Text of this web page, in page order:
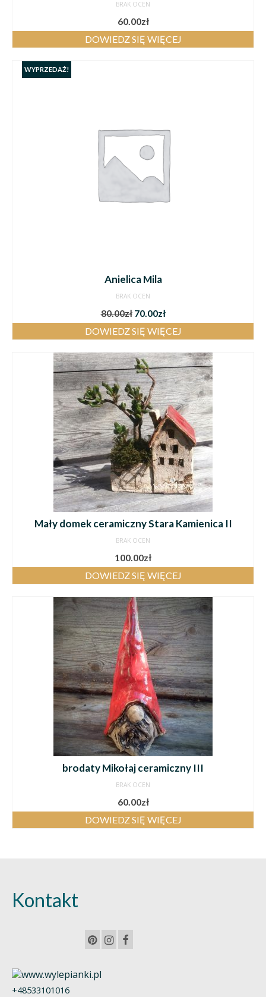
BRAK OCEN
60.00zł
DOWIEDZ SIĘ WIĘCEJ
WYPRZEDAŻ!
Anielica Mila
BRAK OCEN
80.00zł 70.00zł
DOWIEDZ SIĘ WIĘCEJ
Mały domek ceramiczny Stara Kamienica II
BRAK OCEN
100.00zł
DOWIEDZ SIĘ WIĘCEJ
brodaty Mikołaj ceramiczny III
BRAK OCEN
60.00zł
DOWIEDZ SIĘ WIĘCEJ
Kontakt
+48533101016